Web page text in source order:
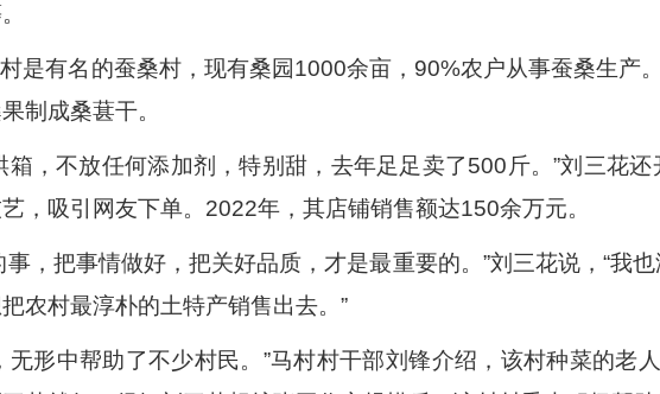
是有名的蚕桑村，现有桑园1000余亩，90%农户从事蚕桑生产
制成桑葚干。
箱，不放任何添加剂，特别甜，去年足足卖了500斤。”刘三花
，吸引网友下单。2022年，其店铺销售额达150余万元。
事，把事情做好，把关好品质，才是最重要的。”刘三花说，“我
农村最淳朴的土特产销售出去。”
无形中帮助了不少村民。”马村村干部刘锋介绍，该村种菜的老